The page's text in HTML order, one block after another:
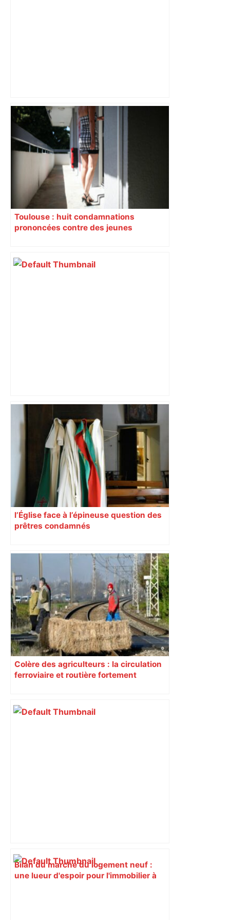
Près de Toulouse : dans cette zone
économique, un axe majeur va être
fermé en fin de soirée, voici les
déviations – Actu.fr
Toulouse : huit condamnations
prononcées contre des jeunes
« Rien d'inquiétant » pour Guillaume
Restes, le gardien de Toulouse, après
sa sortie à Metz – L'Équipe
l’Église face à l’épineuse question des
prêtres condamnés
Colère des agriculteurs : la circulation
ferroviaire et routière fortement
Bilan du marché du logement neuf :
une lueur d'espoir pour l'immobilier à